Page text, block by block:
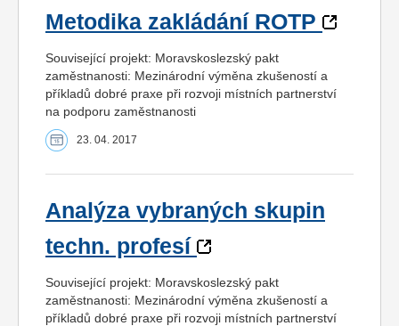
Metodika zakládání ROTP
Související projekt: Moravskoslezský pakt
zaměstnanosti: Mezinárodní výměna zkušeností a
příkladů dobré praxe při rozvoji místních partnerství
na podporu zaměstnanosti
23. 04. 2017
Analýza vybraných skupin
techn. profesí
Související projekt: Moravskoslezský pakt
zaměstnanosti: Mezinárodní výměna zkušeností a
příkladů dobré praxe při rozvoji místních partnerství